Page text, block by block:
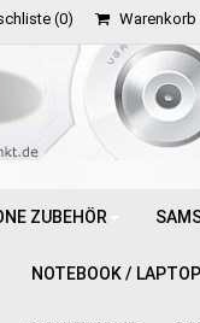
(0) Warenkorb
ZUBEHÖR
NOTEBOOK /